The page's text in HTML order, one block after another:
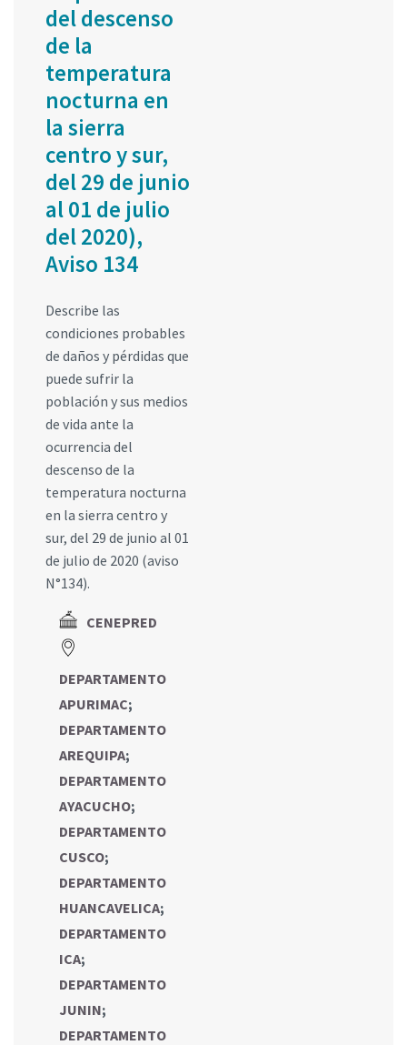
del descenso
de la
temperatura
nocturna en
la sierra
centro y sur,
del 29 de junio
al 01 de julio
del 2020),
Aviso 134
Describe las
condiciones probables
de daños y pérdidas que
puede sufrir la
población y sus medios
de vida ante la
ocurrencia del
descenso de la
temperatura nocturna
en la sierra centro y
sur, del 29 de junio al 01
de julio de 2020 (aviso
N°134).
CENEPRED
DEPARTAMENTO
APURIMAC;
DEPARTAMENTO
AREQUIPA;
DEPARTAMENTO
AYACUCHO;
DEPARTAMENTO
CUSCO;
DEPARTAMENTO
HUANCAVELICA;
DEPARTAMENTO
ICA;
DEPARTAMENTO
JUNIN;
DEPARTAMENTO